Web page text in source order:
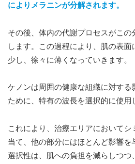
によりメラニンが分解されます。
その後、体内の代謝プロセスがこの
します。この過程により、肌の表
少し、徐々に薄くなっていきます。
ケノンは周囲の健康な組織に対する
ために、特有の波長を選択的に使用
これにより、治療エリアにおいてシ
当て、他の部分にはほとんど影響を
選択性は、肌への負担を減らしつつ